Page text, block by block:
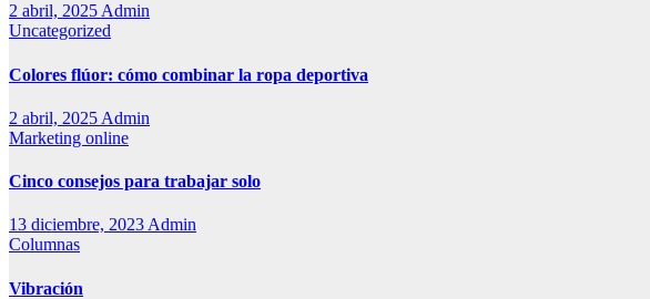
2 abril, 2025Admin
Uncategorized
Colores flúor: cómo combinar la ropa deportiva
2 abril, 2025 Admin
Marketing online
Cinco consejos para trabajar solo
13 diciembre, 2023Admin
Columnas
Vibración